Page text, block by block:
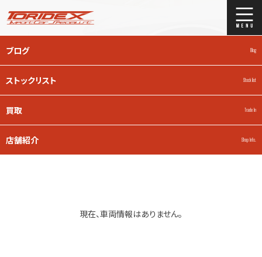
Blog
ブログ
Stock list
ストックリスト
Trade In
買取
Shop Info.
店舗紹介
在庫車情報
現在、車両情報はありません。